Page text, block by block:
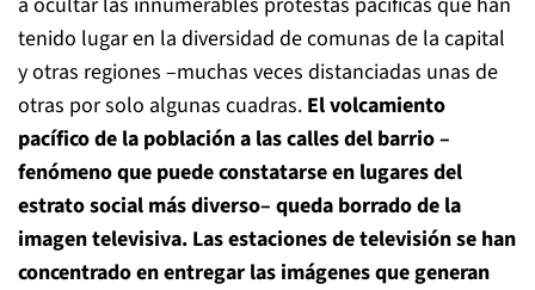
tenido lugar en la diversidad de comunas de la capital
y otras regiones –muchas veces distanciadas unas de
otras por solo algunas cuadras. El volcamiento
pacífico de la población a las calles del barrio –
fenómeno que puede constatarse en lugares del
estrato social más diverso– queda borrado de la
imagen televisiva. Las estaciones de televisión se han
concentrado en entregar las imágenes que generan